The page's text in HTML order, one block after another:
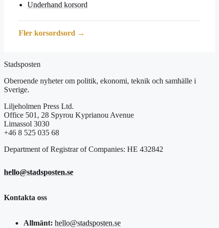
Underhand korsord
Fler korsordsord →
Stadsposten
Oberoende nyheter om politik, ekonomi, teknik och samhälle i
Sverige.
Liljeholmen Press Ltd.
Office 501, 28 Spyrou Kyprianou Avenue
Limassol 3030
+46 8 525 035 68
Department of Registrar of Companies: HE 432842
hello@stadsposten.se
Kontakta oss
Allmänt: hello@stadsposten.se